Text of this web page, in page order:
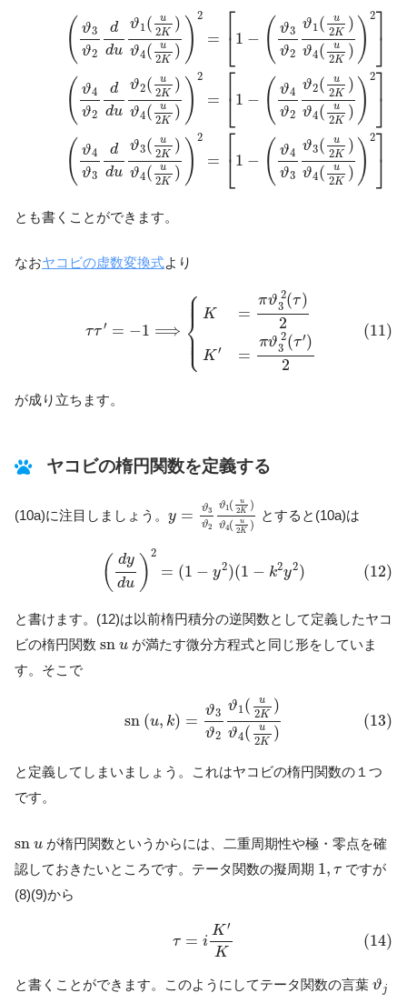
( ϑ3
ϑ2
d
du
ϑ1( u
2K )
ϑ4( u
2K ) ) 2
= ⎡
⎣1 − ( ϑ3
ϑ2
ϑ1( u
2K )
ϑ4( u
2K ) ) 2⎤
⎦
( ϑ4
ϑ2
d
du
ϑ2( u
2K )
ϑ4( u
2K ) ) 2
= ⎡
⎣1 − ( ϑ4
ϑ2
ϑ2( u
2K )
ϑ4( u
2K ) ) 2⎤
⎦
( ϑ4
ϑ3
d
du
ϑ3( u
2K )
ϑ4( u
2K ) ) 2
= ⎡
⎣1 − ( ϑ4
ϑ3
ϑ3( u
2K )
ϑ4( u
2K ) ) 2⎤
⎦
4( K) K)
とも書くことができます。
なおヤコビの虚数変換式より
ττ′ = −1 ⟹
⎧
⎪
⎪
⎪
⎨
⎪
⎪ ⎪
⎩
K =
πϑ 2
3 (τ)
2
K ′ =
πϑ 2
3 (τ′)
2
(11)
=πϑ 3
が成り立ちます。
ヤコビの楕円関数を定義する
(10a)に注目しましょう。 y = ϑ3
ϑ2
ϑ1 ( u
2K
)
ϑ4( u
2K
)
ϑ 2ϑ1( u
とすると(10a)は
( dy
du ) 2
= (1 − y2)(1 − k2y2) (12)
(12) d yd
と書けます。(12)は以前楕円積分の逆関数として定義したヤコ
ビの楕円関数 sn u
sn uが満たす微分方程式と同じ形をしていま
す。そこで
sn (u, k) =
ϑ3
ϑ2
ϑ1( u
2K )
ϑ4( u
2K )
(13)
u 2 K) ϑ4
と定義してしまいましょう。これはヤコビの楕円関数の１つ
です。
sn u
sn uが楕円関数というからには、二重周期性や極・零点を確
認しておきたいところです。テータ関数の擬周期 1, τ
1 τ ですが
(8)(9)から
τ = i
K ′
K
(14)
iK′K
と書くことができます。このようにしてテータ関数の言葉 ϑj
ϑ